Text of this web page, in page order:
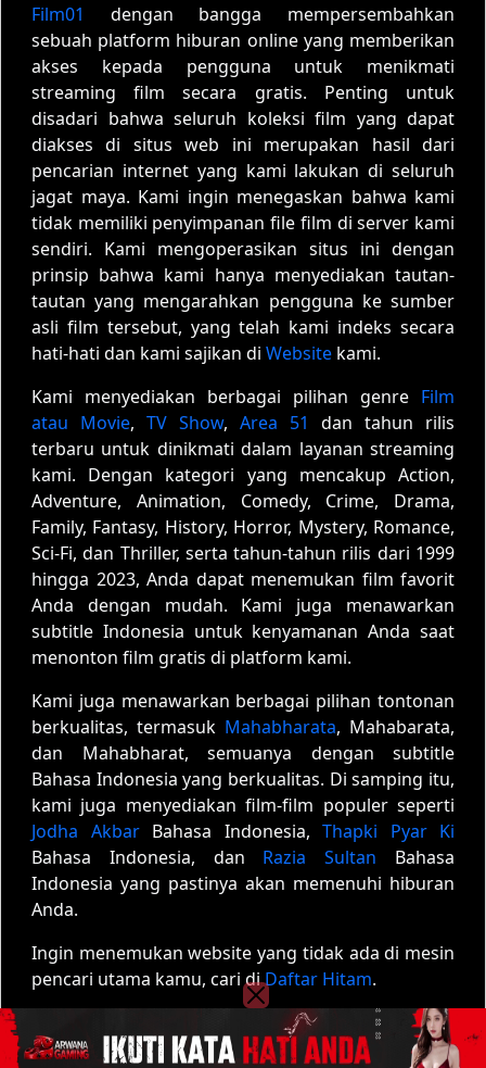
Film01
dengan bangga mempersembahkan
sebuah platform hiburan online yang memberikan
akses kepada pengguna untuk menikmati
streaming film secara gratis. Penting untuk
disadari bahwa seluruh koleksi film yang dapat
diakses di situs web ini merupakan hasil dari
pencarian internet yang kami lakukan di seluruh
jagat maya. Kami ingin menegaskan bahwa kami
tidak memiliki penyimpanan file film di server kami
sendiri. Kami mengoperasikan situs ini dengan
prinsip bahwa kami hanya menyediakan tautan-
tautan yang mengarahkan pengguna ke sumber
asli film tersebut, yang telah kami indeks secara
hati-hati dan kami sajikan di Website kami.
Kami menyediakan berbagai pilihan genre Film
atau Movie, TV Show, Area 51
dan tahun rilis
terbaru untuk dinikmati dalam layanan streaming
kami. Dengan kategori yang mencakup Action,
Adventure, Animation, Comedy, Crime, Drama,
Family, Fantasy, History, Horror, Mystery, Romance,
Sci-Fi, dan Thriller, serta tahun-tahun rilis dari 1999
hingga 2023, Anda dapat menemukan film favorit
Anda dengan mudah. Kami juga menawarkan
subtitle Indonesia untuk kenyamanan Anda saat
menonton film gratis di platform kami.
Kami juga menawarkan berbagai pilihan tontonan
berkualitas, termasuk Mahabharata, Mahabarata,
dan Mahabharat, semuanya dengan subtitle
Bahasa Indonesia yang berkualitas. Di samping itu,
kami juga menyediakan film-film populer seperti
Jodha AkbarBahasa Indonesia, Thapki Pyar Ki
Bahasa Indonesia, dan Razia Sultan Bahasa
Indonesia yang pastinya akan memenuhi hiburan
Anda.
Ingin menemukan website yang tidak ada di mesin
pencari utama kamu, cari diDaftar Hitam.
Copyright © 2020 - 2026Film01| All rights reserved